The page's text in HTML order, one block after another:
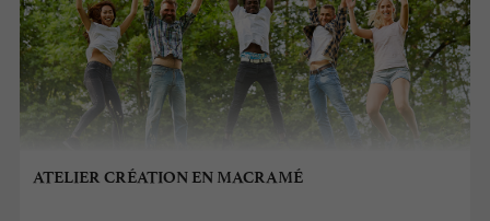
ATELIER CRÉATION EN MACRAMÉ